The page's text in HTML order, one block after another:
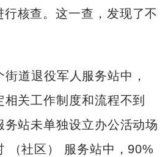
核查。这一查，发现了不
道退役军人服务站中，
关工作制度和流程不到
站未单独设立办公活动场
（社区） 服务站中，90%